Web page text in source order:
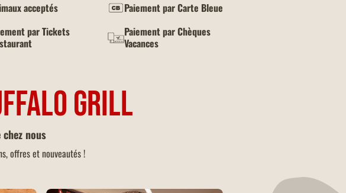
acceptés
Paiement par Carte Bleue
par Tickets
Paiement par Chèques
Vacances
GRILL
nous
offres et nouveautés !